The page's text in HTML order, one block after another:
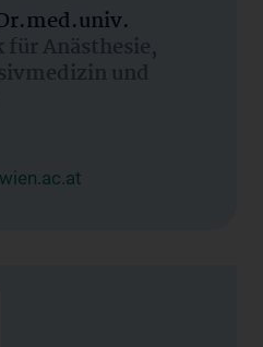
Anästhesie,
und